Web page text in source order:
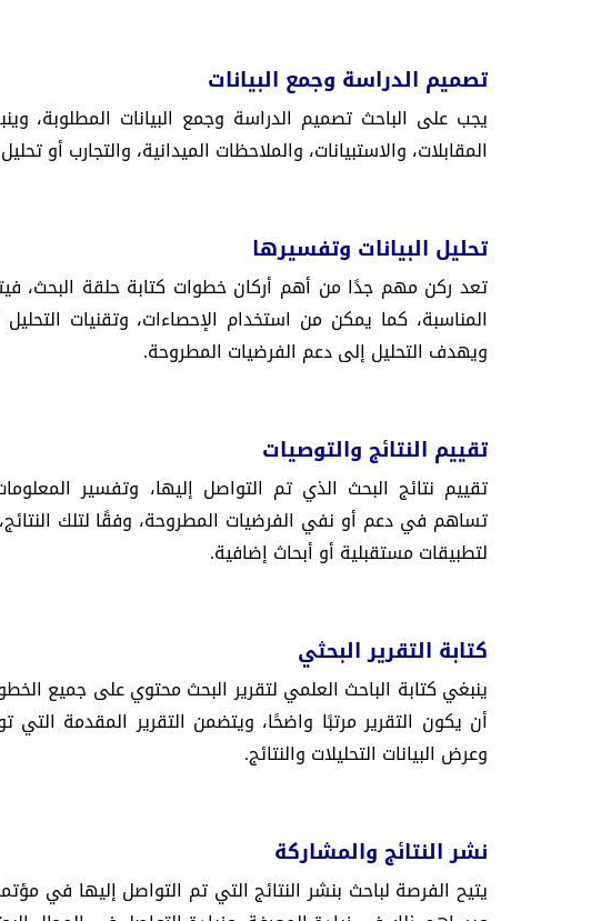
تصميم الدراسة وجمع البيانات
يجب على الباحث تصميم الدراسة وجمع البيانات المطلوبة،
المقابلات، والاستبيانات، والملاحظات الميدانية، والتجارب أو
تحليل البيانات وتفسيرها
تعد ركن مهم جدًا من أهم أركان خطوات كتابة حلقة البحث،
المناسبة، كما يمكن من استخدام الإحصاءات، وتقنيات
ويهدف التحليل إلى دعم الفرضيات المطروحة.
تقييم النتائج والتوصيات
تقييم نتائج البحث الذي تم التواصل إليها، وتفسير
تساهم في دعم أو نفي الفرضيات المطروحة، وفقًا لتلك
لتطبيقات مستقبلية أو أبحاث إضافية.
كتابة التقرير البحثي
ينبغي كتابة الباحث العلمي لتقرير البحث محتوي على جميع
أن يكون التقرير مرتبًا واضحًا، ويتضمن التقرير المقدمة
وعرض البيانات التحليلات والنتائج.
نشر النتائج والمشاركة
يتيح الفرصة لباحث بنشر النتائج التي تم التواصل إليها في